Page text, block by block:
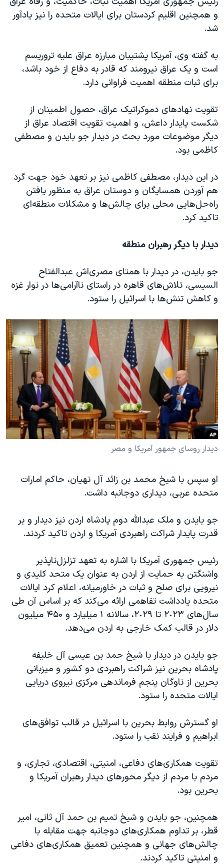
و همچنین اقلیم کردستان برای ایالات متحده را نیز یادآور
شد.
به گفته وی، آمریکا پشتیبان مبارزه عراق علیه تروریسم
است و یک عراق نیرومند که قادر به دفاع از خود باشد،
برای ثبات منطقه اهمیت فراوانی دارد.
تقویت نهادهای دموکراتیک عراق، حصول اطمینان از
شکست پایدار داعش، و اهمیت تقویت اقتصاد عراق از
دیگر موضوعات مورد بحث در دیدار جو بایدن و مصطفی
کاظمی بود.
در این دیدار، مصطفی کاظمی نیز بر تعهد خود جهت گرد
هم آوردن همسایگان و دوستان عراق به منظور یافتن
راه‌حل‌هایی محلی برای چالش‌ها و مشکلات منطقه‌ای
تاکید کرد.
دیدار با دیگر رهبران منطقه
جو بایدن، در دیدار با همتای مصری‌اش عبدالفتاح
السیسی، تلاش‌های قاهره در راستای ناآرامی‌ها در نوار غزه
و کاهش تنش‌ها با اسرائیل را ستود.
دیدار روسای جمهور آمریکا و مصر
او سپس با شیخ محمد بن زائد آل نهیان، حاکم امارات
متحده عربی، دیداری دوجانبه داشت.
جو بایدن و ملک عبدالله دوم پادشاه اردن نیز دیدار و بر
قدرت پایدار شراکت راهبردی آمریکا و اردن تاکید کردند.
رئیس جمهوری آمریکا با اشاره به تعهد تزلزل‌ناپذیر
واشنگتن به حمایت از اردن به عنوان یک متحد کلیدی و
نیرویی برای صلح و ثبات در خاورمیانه، اعلام کرد ایالات
متحده یادداشت تفاهمی ارائه می‌کند که بر اساس آن طی
سال‌های ٢٠٢٣ تا ٢٠٢٩، سالانه ١ میلیارد و ۴۵۰ میلیون
دلار در قالب کمک خارجی به اردن می‌دهد.
جو بایدن در دیدار با شیخ حمد بن عیسی آل خلیفه
پادشاه بحرین نیز شراکت راهبردی دو کشور و میزبانی
بحرین از ناوگان پنجم فرماندهی مرکزی نیروی دریایی
ایالات متحده را ستود.
او گسترش روابط بحرین با اسرائیل در قالب توافق‌های
ابراهیم و فرایند نقب را ستود.
تقویت همکاری‌های دفاعی، امنیتی، اقتصادی، تجاری، و
مردم با مردم از دیگر محورهای دیدار رهبران آمریکا و
بحرین بود.
همچنین، جو بایدن و شیخ تمیم بن حمد آل ثانی، امیر
قطر، بر تداوم همکاری‌های دوجانبه جهت مقابله با
چالش‌های جهانی و همچنین تعمیق همکاری‌های دفاعی
و امنیتی تاکید کردند.